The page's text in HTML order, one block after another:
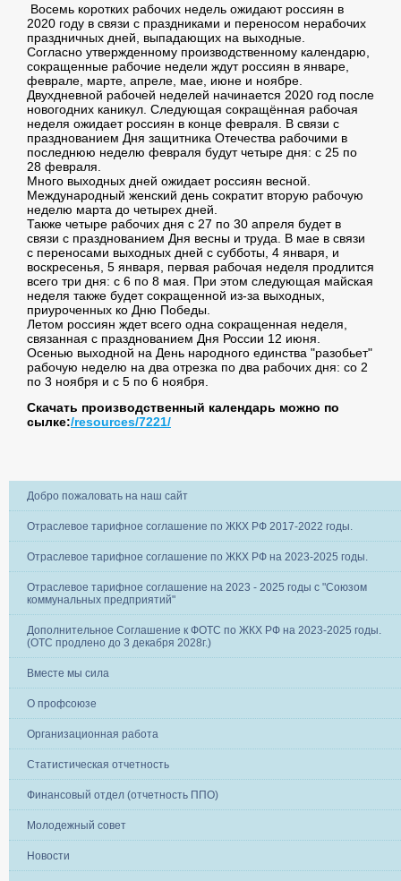
Восемь коротких рабочих недель ожидают россиян в
2020 году в связи с праздниками и переносом нерабочих
праздничных дней, выпадающих на выходные.
Согласно утвержденному производственному календарю,
сокращенные рабочие недели ждут россиян в январе,
феврале, марте, апреле, мае, июне и ноябре.
Двухдневной рабочей неделей начинается 2020 год после
новогодних каникул. Следующая сокращённая рабочая
неделя ожидает россиян в конце февраля. В связи с
празднованием Дня защитника Отечества рабочими в
последнюю неделю февраля будут четыре дня: с 25 по
28 февраля.
Много выходных дней ожидает россиян весной.
Международный женский день сократит вторую рабочую
неделю марта до четырех дней.
Также четыре рабочих дня с 27 по 30 апреля будет в
связи с празднованием Дня весны и труда. В мае в связи
с переносами выходных дней с субботы, 4 января, и
воскресенья, 5 января, первая рабочая неделя продлится
всего три дня: с 6 по 8 мая. При этом следующая майская
неделя также будет сокращенной из-за выходных,
приуроченных ко Дню Победы.
Летом россиян ждет всего одна сокращенная неделя,
связанная с празднованием Дня России 12 июня.
Осенью выходной на День народного единства "разобьет"
рабочую неделю на два отрезка по два рабочих дня: со 2
по 3 ноября и с 5 по 6 ноября.
Скачать производственный календарь можно по
сылке:/resources/7221/
Добро пожаловать на наш сайт
Отраслевое тарифное соглашение по ЖКХ РФ 2017-2022 годы.
Отраслевое тарифное соглашение по ЖКХ РФ на 2023-2025 годы.
Отраслевое тарифное соглашение на 2023 - 2025 годы с "Союзом
коммунальных предприятий"
Дополнительное Соглашение к ФОТС по ЖКХ РФ на 2023-2025 годы.
(ОТС продлено до 3 декабря 2028г.)
Вместе мы сила
О профсоюзе
Организационная работа
Статистическая отчетность
Финансовый отдел (отчетность ППО)
Молодежный совет
Новости